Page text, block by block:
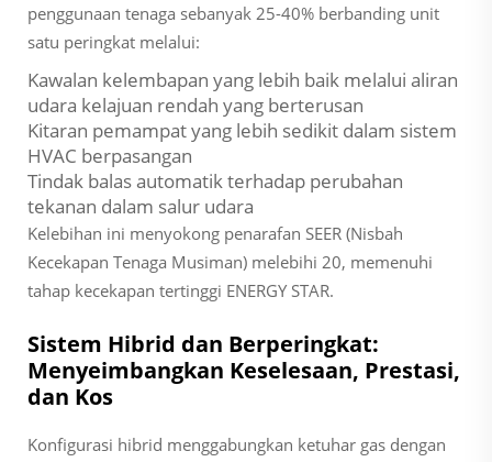
penggunaan tenaga sebanyak 25-40% berbanding unit
satu peringkat melalui:
Kawalan kelembapan yang lebih baik melalui aliran
udara kelajuan rendah yang berterusan
Kitaran pemampat yang lebih sedikit dalam sistem
HVAC berpasangan
Tindak balas automatik terhadap perubahan
tekanan dalam salur udara
Kelebihan ini menyokong penarafan SEER (Nisbah
Kecekapan Tenaga Musiman) melebihi 20, memenuhi
tahap kecekapan tertinggi ENERGY STAR.
Sistem Hibrid dan Berperingkat:
Menyeimbangkan Keselesaan, Prestasi,
dan Kos
Konfigurasi hibrid menggabungkan ketuhar gas dengan